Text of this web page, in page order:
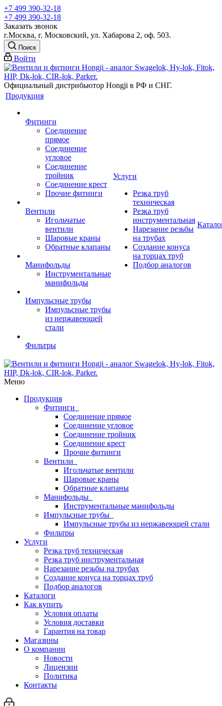
+7 499 390-32-18
+7 499 390-32-18
Заказать звонок
г.Москва, г. Московский, ул. Хабарова 2, оф. 503.
Поиск
Войти
Официальный дистрибьютор Hongji в РФ и СНГ.
Продукция
Фитинги
Соединение
прямое
Соединение
угловое
Соединение
тройник
Соединение крест
Прочие фитинги
Вентили
Игольчатые
вентили
Шаровые краны
Обратные клапаны
Манифольды
Инструментальные
манифольды
Импульсные трубы
Импульсные трубы
из нержавеющей
стали
Фильтры
Услуги
Резка труб
техническая
Резка труб
инструментальная
Нарезание резьбы
на трубах
Создание конуса
на торцах труб
Подбор аналогов
Меню
Продукция
Фитинги
Соединение прямое
Соединение угловое
Соединение тройник
Соединение крест
Прочие фитинги
Вентили
Игольчатые вентили
Шаровые краны
Обратные клапаны
Манифольды
Инструментальные манифольды
Импульсные трубы
Импульсные трубы из нержавеющей стали
Фильтры
Услуги
Резка труб техническая
Резка труб инструментальная
Нарезание резьбы на трубах
Создание конуса на торцах труб
Подбор аналогов
Каталоги
Как купить
Условия оплаты
Условия доставки
Гарантия на товар
Магазины
О компании
Новости
Лицензии
Политика
Контакты